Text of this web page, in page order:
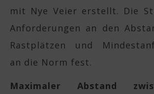
mit Nye Veier erstellt. Die
Anforderungen an den
Rastplätzen und
an die Norm fest.
Maximaler Abstand